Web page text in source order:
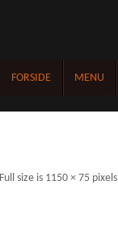
FORSIDE MENU
Full size is 1150 × 75 pixels